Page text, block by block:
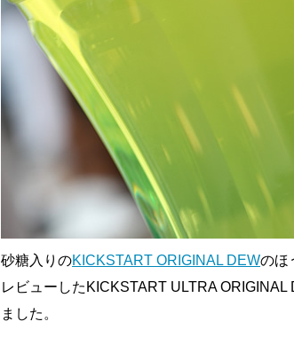
砂糖入りのKICKSTART ORIGINAL DEWのほ
レビューしたKICKSTART ULTRA
ました。